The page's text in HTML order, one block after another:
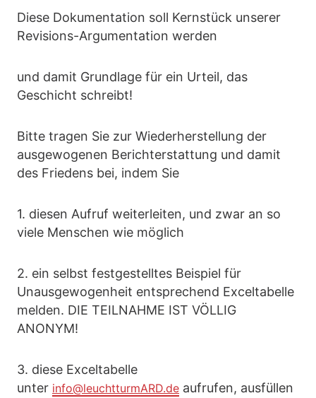
Diese Dokumentation soll Kernstück unserer
Revisions-Argumentation werden
und damit Grundlage für ein Urteil, das
Geschicht schreibt!
Bitte tragen Sie zur Wiederherstellung der
ausgewogenen Berichterstattung und damit
des Friedens bei, indem Sie
1. diesen Aufruf weiterleiten, und zwar an so
viele Menschen wie möglich
2. ein selbst festgestelltes Beispiel für
Unausgewogenheit entsprechend Exceltabelle
melden. DIE TEILNAHME IST VÖLLIG
ANONYM!
3. diese Exceltabelle
unter info@leuchtturmARD.de aufrufen, ausfüllen